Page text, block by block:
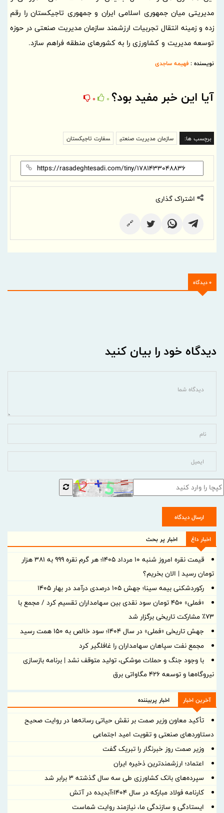
مدیریتی میان جمهوری اسلامی ایران و جمهوری تاجیکستان را رقم
زده و زمینه انتقال تجربیات ارزشمند سازمان مدیریت صنعتی در حوزه
توسعه مدیریت و کشاورزی را به کشورهای منطقه فراهم سازد.
نویسنده : فهیمه ساجدی
آیا این خبر مفید بود؟ 0
0
برچسب ها: سازمان مدیریت صنعتی سفارت تاجیکستان
اشتراک گذاری
🔗
0 دیدگاه
دیدگاه خود را بیان کنید
ارسال دیدگاه
اخبار داغ اخبار پر بحث
قیمت نقره امروز شنبه ۱۰ مرداد ۱۴۰۵؛ هر گرم نقره ۹۹۹ به ۳۸۱ هزار
تومان رسید | الان بخریم؟
رکوردشکنی بیمه سینا؛ جهش 105 درصدی درآمد در بهار 1405
«فملی» ۴۵۰ تومان سود نقدی بین سهامداران تقسیم کرد / مجمع با
۷۳٪ مشارکت تاریخی برگزار شد
جهش تاریخی «فملی» در سال ۱۴۰۴؛ سود خالص به ۱۵۰ همت رسید
مجمع نفت سپاهان سهامداران را غافلگیر کرد
با وجود جنگ و حملات موشکی، تولید متوقف نشد | برنامه بازسازی
نیروگاه‌ها و توسعه ۴۲۶ مگاواتی برق
آخرین اخبار اخبار پربیننده
تأکید معاون وزیر صمت بر نقش حیاتی رسانه‌ها در روایت صحیح
دستاوردهای صنعتی و تقویت امید اجتماعی
وزیر صمت روز خبرنگار را تبریک گفت
اعتماد؛ ارزشمندترین ذخیره ایران
سپرده‌های بانک کشاورزی طی سه سال گذشته ۳ برابر شد
کارنامه فولاد مبارکه در سال ۱۴۰۴؛آبدیده در آتش
ایستادگی و سازندگی ما، نیازمند روایت شماست